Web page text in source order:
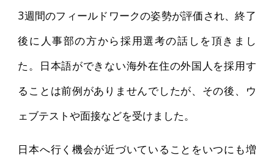
3週間のフィールドワークの姿勢が評価され、終了
後に人事部の方から採用選考の話しを頂きまし
た。日本語ができない海外在住の外国人を採用す
ることは前例がありませんでしたが、その後、ウ
ェブテストや面接などを受けました。
日本へ行く機会が近づいていることをいつにも増